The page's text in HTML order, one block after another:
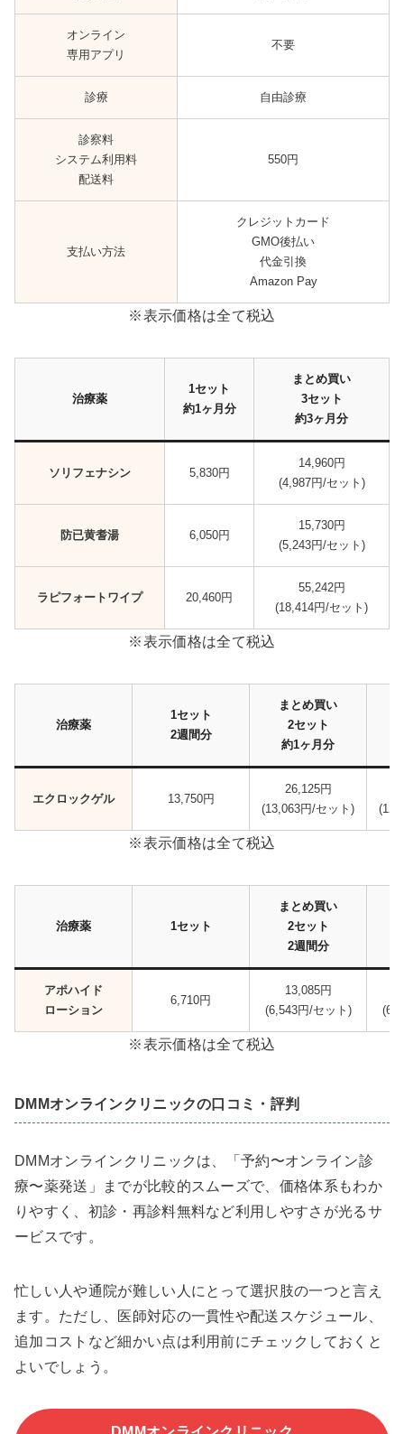
オンライン
専用アプリ
不要
診療 自由診療
診察料
システム利用料
配送料
550円
支払い方法
クレジットカード
GMO後払い
代金引換
Amazon Pay
※表示価格は全て税込
治療薬
1セット
約1ヶ月分
まとめ買い
3セット
約3ヶ月分
ソリフェナシン 5,830円
14,960円
(4,987円/セット)
防已黄耆湯 6,050円
15,730円
(5,243円/セット)
ラピフォートワイプ 20,460円
55,242円
(18,414円/セット)
※表示価格は全て税込
治療薬
1セット
2週間分
まとめ買い
2セット
約1ヶ月分
エクロックゲル 13,750円
26,125円
(13,063円/セット)
※表示価格は全て税込
治療薬 1セット
まとめ買い
2セット
2週間分
アポハイド
ローション
6,710円
13,085円
(6,543円/セット)
※表示価格は全て税込
DMMオンラインクリニックの口コミ・評判
DMMオンラインクリニックは、「予約〜オンライン診
療〜薬発送」までが比較的スムーズで、価格体系もわか
りやすく、初診・再診料無料など利用しやすさが光るサ
ービスです。
忙しい人や通院が難しい人にとって選択肢の一つと言え
ます。ただし、医師対応の一貫性や配送スケジュール、
追加コストなど細かい点は利用前にチェックしておくと
よいでしょう。